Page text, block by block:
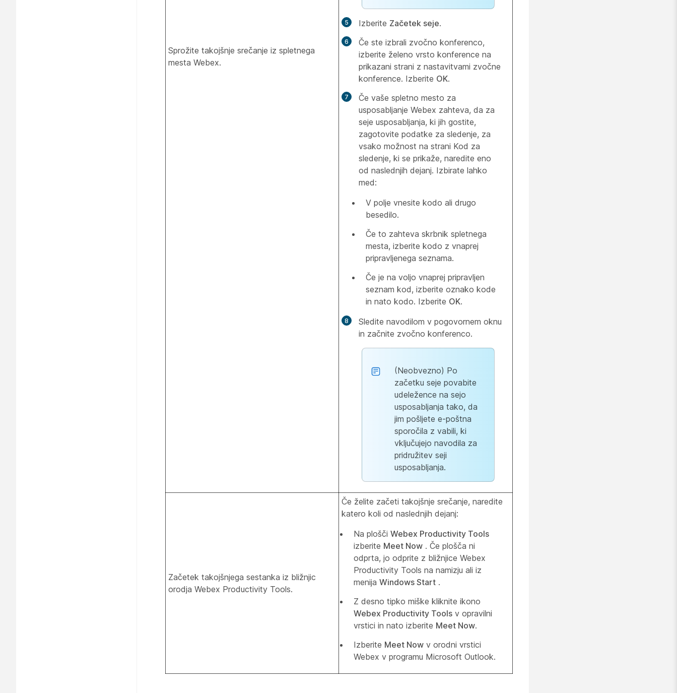
Sprožite takojšnje srečanje iz spletnega
mesta Webex.
Izberite Začetek seje.
Če ste izbrali zvočno konferenco,
izberite želeno vrsto konference na
prikazani strani z nastavitvami zvočne
konference. Izberite OK.
Če vaše spletno mesto za
usposabljanje Webex zahteva, da za
seje usposabljanja, ki jih gostite,
zagotovite podatke za sledenje, za
vsako možnost na strani Kod za
sledenje, ki se prikaže, naredite eno
od naslednjih dejanj. Izbirate lahko
med:
V polje vnesite kodo ali drugo
besedilo.
Če to zahteva skrbnik spletnega
mesta, izberite kodo z vnaprej
pripravljenega seznama.
Če je na voljo vnaprej pripravljen
seznam kod, izberite oznako kode
in nato kodo. Izberite OK.
Sledite navodilom v pogovornem oknu
in začnite zvočno konferenco.
(Neobvezno) Po
začetku seje povabite
udeležence na sejo
usposabljanja tako, da
jim pošljete e-poštna
sporočila z vabili, ki
vključujejo navodila za
pridružitev seji
usposabljanja.
Začetek takojšnjega sestanka iz bližnjic
orodja Webex Productivity Tools.
Če želite začeti takojšnje srečanje, naredite
katero koli od naslednjih dejanj:
Na plošči Webex Productivity Tools
izberite Meet Now . Če plošča ni
odprta, jo odprite z bližnjice Webex
Productivity Tools na namizju ali iz
menija Windows Start .
Z desno tipko miške kliknite ikono
Webex Productivity Tools v opravilni
vrstici in nato izberite Meet Now.
Izberite Meet Now v orodni vrstici
Webex v programu Microsoft Outlook.